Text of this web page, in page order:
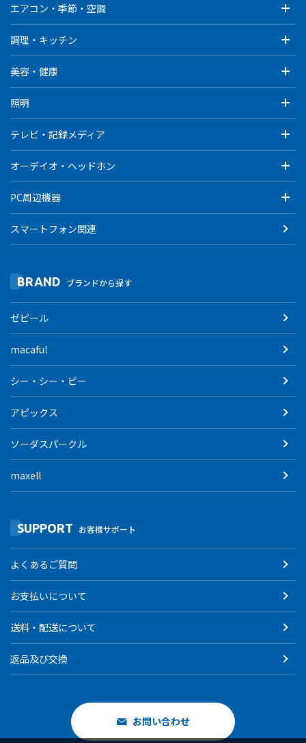
エアコン・季節・空調
調理・キッチン
美容・健康
照明
テレビ・記録メディア
オーデイオ・ヘッドホン
PC周辺機器
スマートフォン関連
BRAND ブランドから探す
ゼピール
macaful
シー・シー・ピー
アピックス
ソーダスパークル
maxell
SUPPORT お客様サポート
よくあるご質問
お支払いについて
送料・配送について
返品及び交換
お問い合わせ